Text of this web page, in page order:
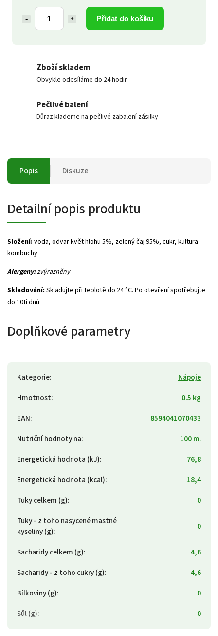
Přidat do košíku
Zboží skladem
Obvykle odesíláme do 24 hodin
Pečlivé balení
Důraz klademe na pečlivé zabalení zásilky
Popis Diskuze
Detailní popis produktu
Složení: voda, odvar květ hlohu 5%, zelený čaj 95%, cukr, kultura
kombuchy
Alergeny:zvýrazněny
Skladování: Skladujte při teplotě do 24 °C. Po otevření spotřebujte
do 10ti dnů
Doplňkové parametry
Kategorie:
Nápoje
Hmotnost:
0.5 kg
EAN:
8594041070433
Nutriční hodnoty na:
100 ml
Energetická hodnota (kJ):
76,8
Energetická hodnota (kcal):
18,4
Tuky celkem (g):
0
Tuky - z toho nasycené mastné
kyseliny (g): 0
Sacharidy celkem (g):
4,6
Sacharidy - z toho cukry (g):
4,6
Bílkoviny (g):
0
Sůl (g): 0